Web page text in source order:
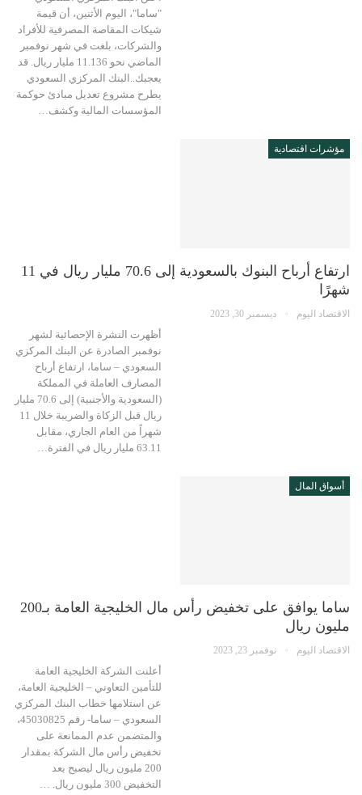
"ساما"، اليوم الأثنين، أن قيمة
شيكات المقاصة المصرفية للأفراد
والشركات، بلغت في شهر نوفمبر
الماضي نحو 11.136 مليار ريال. قد
يعجبك..البنك المركزي السعودي
يطرح مشروع تعديل مبادئ حوكمة
المؤسسات المالية وكشف…
مؤشرات اقتصادية
ارتفاع أرباح البنوك بالسعودية إلى 70.6 مليار ريال في 11
شهرًا
الاقتصاد اليوم ديسمبر 30, 2023
أظهرت النشرة الإحصائية لشهر
نوفمبر الصادرة عن البنك المركزي
السعودي – ساما، ارتفاع أرباح
المصارف العاملة في المملكة
(السعودية والأجنبية) إلى 70.6 مليار
ريال قبل الزكاة والضريبة خلال 11
شهراً من العام الجاري، مقابل
63.11 مليار ريال في الفترة…
أسواق المال
ساما يوافق على تخفيض رأس مال الخليجية العامة بـ200
مليون ريال
الاقتصاد اليوم نوفمبر 23, 2023
أعلنت الشركة الخليجية العامة
للتأمين التعاوني – الخليجية العامة،
عن استلامها خطاب البنك المركزي
السعودي – ساما- رقم 45030825،
والمتضمن عدم الممانعة على
تخفيض رأس مال الشركة بمقدار
200 مليون ريال ليصبح بعد
التخفيض 300 مليون ريال. …